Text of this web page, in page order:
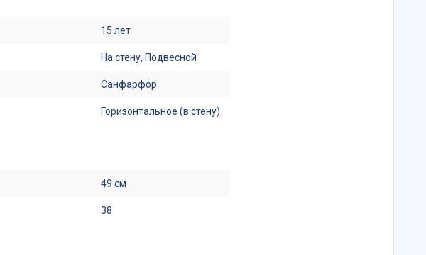
15 лет
На стену, Подвесной
Санфарфор
Горизонтальное (в стену)
49 см
38